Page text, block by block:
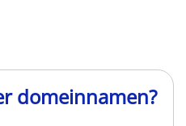
domeinnamen?